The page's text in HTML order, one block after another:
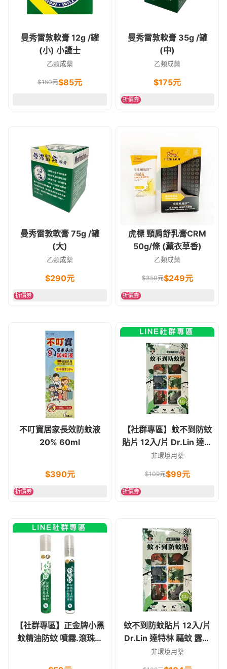
曼秀雷敦軟膏 12g /罐
(小) 小護士
乙類成藥
$150元$85元
曼秀雷敦軟膏 35g /罐
(中)
乙類成藥
$175元
折價券
曼秀雷敦軟膏 75g /罐
(大)
乙類成藥
$290元
折價券
虎標 頸肩舒乳膏CRM
50g/條 (薰衣草香)
乙類成藥
$350元$249元
折價券
不叮寶居家長效防蚊液
20% 60ml
$390元
折價券
【社群專區】蚊不到防蚊
貼片 12入/片 Dr.Lin 達特
林 防蚊 驅蚊 露營 登山
非環境用藥
$109元$99元
折價券
【社群專區】正金牌小黑
蚊精油防蚊 噴霧.滾珠瓶
蚊不到防蚊貼片 12入/片
Dr.Lin 達特林 驅蚊 露營
登山
非環境用藥